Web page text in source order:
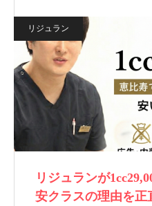
リジュラン
リジュランが
安クラスの理由を